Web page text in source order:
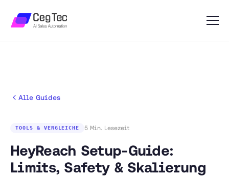
Alle Guides
TOOLS & VERGLEICHE 5 Min. Lesezeit
HeyReach Setup-Guide:
Limits, Safety & Skalierung